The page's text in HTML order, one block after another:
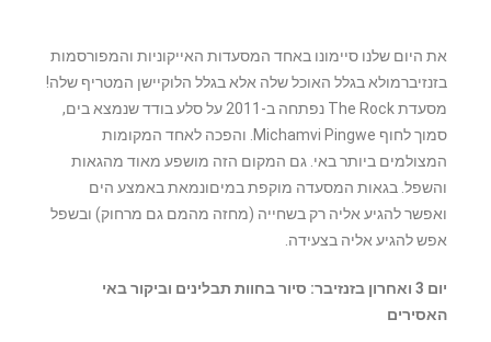
את היום שלנו סיימונו באחד המסעדות האייקוניות והמפורסמות
בזנזיברמולא בגלל האוכל שלה אלא בגלל הלוקיישן המטריף שלה!
מסעדת The Rock נפתחה ב-2011 על סלע בודד שנמצא בים,
סמוך לחוף Michamvi Pingwe. והפכה לאחד המקומות
המצולמים ביותר באי. גם המקום הזה מושפע מאוד מהגאות
והשפל. בגאות המסעדה מוקפת במיםונמאת באמצע הים
ואפשר להגיע אליה רק בשחייה (מחזה מהמם גם מרחוק) ובשפל
אפש להגיע אליה בצעידה.
יום 3 ואחרון בזנזיבר: סיור בחוות תבלינים וביקור באי
האסירים